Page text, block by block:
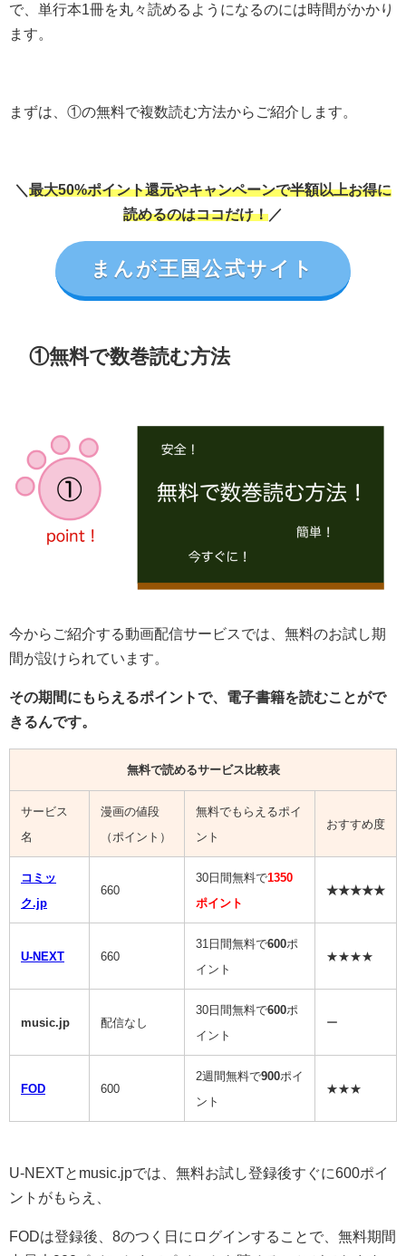
で、単行本1冊を丸々読めるようになるのには時間がかかり
ます。
まずは、①の無料で複数読む方法からご紹介します。
＼ 最大50%ポイント還元やキャンペーンで半額以上お得に
読めるのはココだけ！ ／
まんが王国公式サイト
①無料で数巻読む方法
今からご紹介する動画配信サービスでは、無料のお試し期
間が設けられています。
その期間にもらえるポイントで、電子書籍を読むことがで
きるんです。
無料で読めるサービス比較表
サービス
名
漫画の値段
（ポイント）
無料でもらえるポイ
ント
おすすめ度
コミッ
ク.jp
660
30日間無料で1350
ポイント
★★★★★
U-NEXT 660
31日間無料で600ポ
イント
★★★★
music.jp 配信なし
30日間無料で600ポ
イント
ー
FOD 600
2週間無料で900ポイ
ント
★★★
U-NEXTとmusic.jpでは、無料お試し登録後すぐに600ポイ
ントがもらえ、
FODは登録後、8のつく日にログインすることで、無料期間